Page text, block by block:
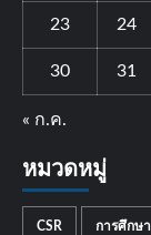
23 24
30 31
« ก.ค.
หมวดหมู่
CSR การศึกษา